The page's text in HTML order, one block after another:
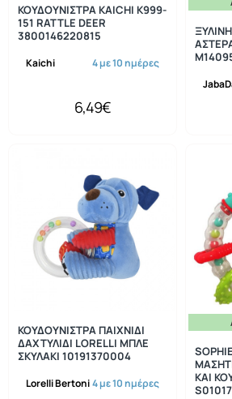
Kaichi 4 με 10 ημέρες
ΚΟΥΔΟΥΝΙΣΤΡΑ KAICHI K999-
151 RATTLE DEER
3800146220815
6,49€
Lorelli Bertoni4 με 10 ημέρες
ΚΟΥΔΟΥΝΙΣΤΡΑ ΠΑΙΧΝΙΔΙ
ΔΑΧΤΥΛΙΔΙ LORELLI ΜΠΛΕ
ΣΚΥΛΑΚΙ 10191370004
ΚΑΙ